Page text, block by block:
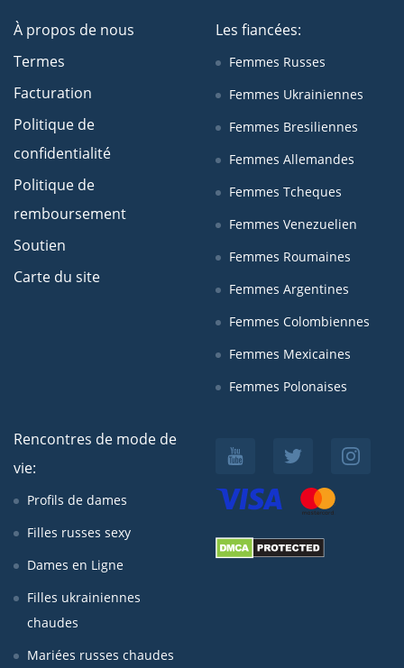
À propos de nous
Termes
Facturation
Politique de
confidentialité
Politique de
remboursement
Soutien
Carte du site
Les fiancées:
Femmes Russes
Femmes Ukrainiennes
Femmes Bresiliennes
Femmes Allemandes
Femmes Tcheques
Femmes Venezuelien
Femmes Roumaines
Femmes Argentines
Femmes Colombiennes
Femmes Mexicaines
Femmes Polonaises
Rencontres de mode de
vie:
Profils de dames
Filles russes sexy
Dames en Ligne
Filles ukrainiennes
chaudes
Mariées russes chaudes